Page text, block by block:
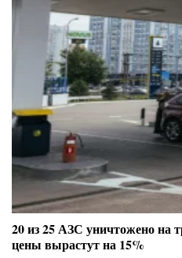
20 из 25 АЗС уничтожено на
цены вырастут на 15%